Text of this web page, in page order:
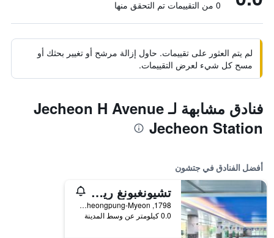
0 من التقييمات تم التحقق منها
لم يتم العثور على تقييمات. حاول إزالة مرشح أو تغيير بحثك أو
مسح كل شيء لعرض التقييمات.
فنادق مشابهة لـ Jecheon H Avenue
Jecheon Station
أفضل الفنادق في جتشون
تشيونغبونغ ريزورت ليك هوتل
1798, Cheongpungho-ro, Cheongpung-Myeon, جتشون, كوريا الجنوبية
0.0 كيلومتر عن وسط المدينة